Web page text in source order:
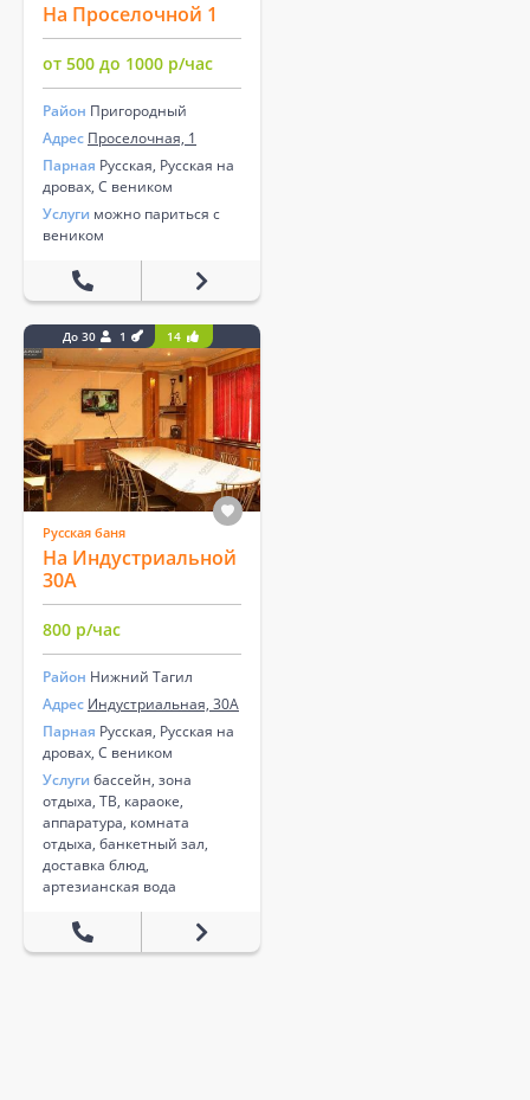
На Проселочной 1
от 500 до 1000 р/час
Район Пригородный
Адрес Проселочная, 1
Парная Русская, Русская на
дровах, С веником
Услуги можно париться с
веником
До 30 1 14
Русская баня
На Индустриальной
30А
800 р/час
Район Нижний Тагил
Адрес Индустриальная, 30А
Парная Русская, Русская на
дровах, С веником
Услуги бассейн, зона
отдыха, ТВ, караоке,
аппаратура, комната
отдыха, банкетный зал,
доставка блюд,
артезианская вода